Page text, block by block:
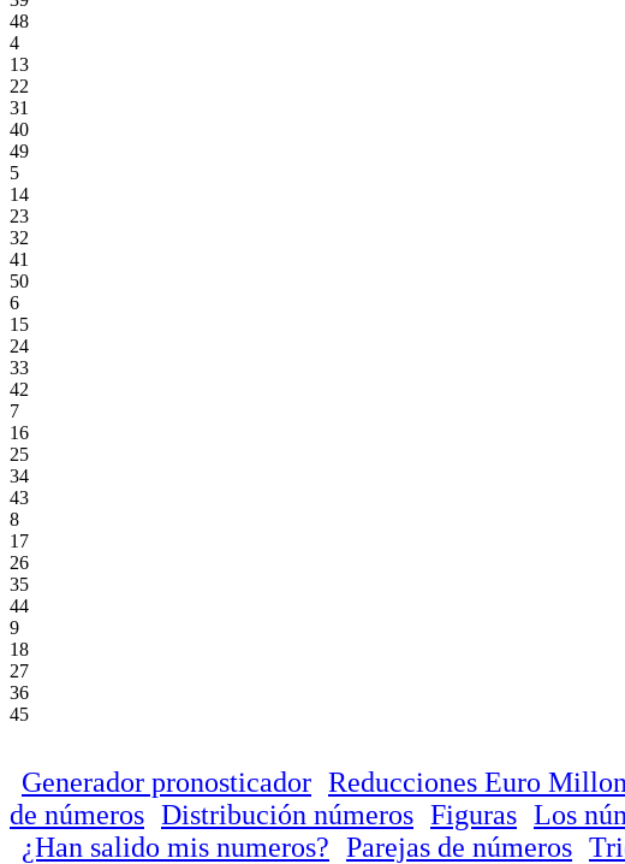
48
4
13
22
31
40
49
5
14
23
32
41
50
6
15
24
33
42
7
16
25
34
43
8
17
26
35
44
9
18
27
36
45
Generador pronosticador Reducciones Euro
de números Distribución números Figuras Los
¿Han salido mis numeros? Parejas de números